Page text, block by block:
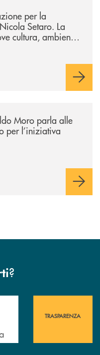
per la
Setaro. La
cultura, ambiente
Moro parla alle
per l’iniziativa
?
filiali&nbsp; di Banca
di assistenza immediata?
TRASPARENZA